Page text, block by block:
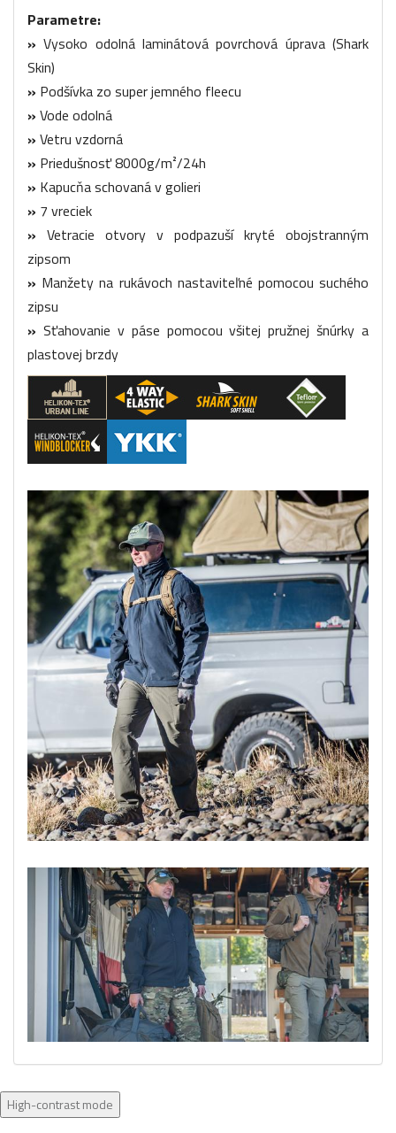
Parametre:
»Vysoko odolná laminátová povrchová úprava (Shark
Skin)
» Podšívka zo super jemného fleecu
» Vode odolná
» Vetru vzdorná
» Priedušnosť 8000g/m²/24h
» Kapucňa schovaná v golieri
» 7 vreciek
» Vetracie otvory v podpazuší kryté obojstranným
zipsom
» Manžety na rukávoch nastaviteľné pomocou suchého
zipsu
» Sťahovanie v páse pomocou všitej pružnej šnúrky a
plastovej brzdy
High-contrast mode